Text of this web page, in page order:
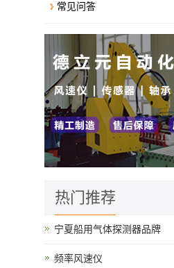
常见问答
热门推荐
宁夏船用气体探测器品牌
频率风速仪